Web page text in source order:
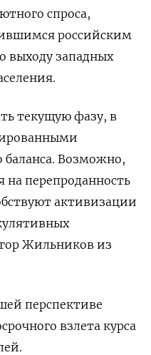
спроса,
российским
выходу западных
текущую фазу, в
баланса. Возможно,
перепроданность
активизации
Жильников из
перспективе
взлета курса